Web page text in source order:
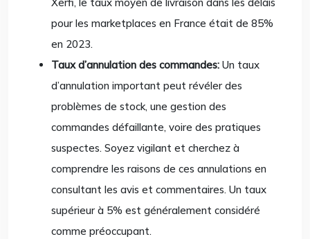
pour les marketplaces en France était de 85%
en 2023.
Taux d’annulation des commandes: Un taux
d’annulation important peut révéler des
problèmes de stock, une gestion des
commandes défaillante, voire des pratiques
suspectes. Soyez vigilant et cherchez à
comprendre les raisons de ces annulations en
consultant les avis et commentaires. Un taux
supérieur à 5% est généralement considéré
comme préoccupant.